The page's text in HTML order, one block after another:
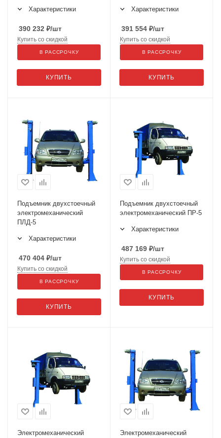
Характеристики
390 232 ₽/шт
КУПИТЬ
Купить со скидкой
В РАССРОЧКУ
Характеристики
391 554 ₽/шт
КУПИТЬ
Купить со скидкой
В РАССРОЧКУ
Подъемник двухстоечный
электромеханический
ПЛД-5
Характеристики
470 404 ₽/шт
КУПИТЬ
Купить со скидкой
В РАССРОЧКУ
Подъемник двухстоечный
электромеханический ПР-5
Характеристики
487 169 ₽/шт
КУПИТЬ
Купить со скидкой
В РАССРОЧКУ
Электромеханический
Электромеханический